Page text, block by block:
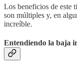
Los beneficios de este
son múltiples y, en
increíble.
Entendiendo la baja